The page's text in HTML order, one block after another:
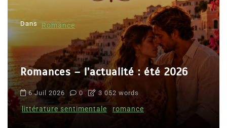
Dans Romance
Romances – l’actualité : été 2026
6 Juil 2026 0 3 052 words
littérature sentimentale romance